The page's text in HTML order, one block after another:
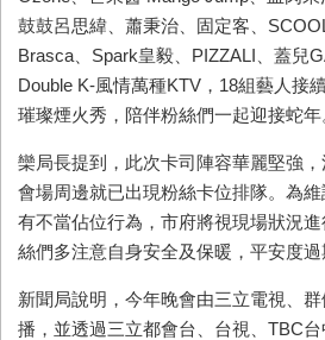
鼓鼓呂思緯、蕭秉治、固定客、
Brasca
Spark皇毅、 PIZZALI 、蓋兒
Double K-風情萬種KTV ， 18組藝人接
璀璨煙火秀，陪伴粉絲們一起迎接蛇年
欒局長提到，此次卡司陣容華麗堅強
會場周邊就已出現粉絲卡位排隊。為
有不當佔位行為，市府將視現場狀況
絲們多注意自身安全及保暖，平安度過
新聞局說明，今年晚會由三立電視、
播，並透過三立都會台、台視、 TBC